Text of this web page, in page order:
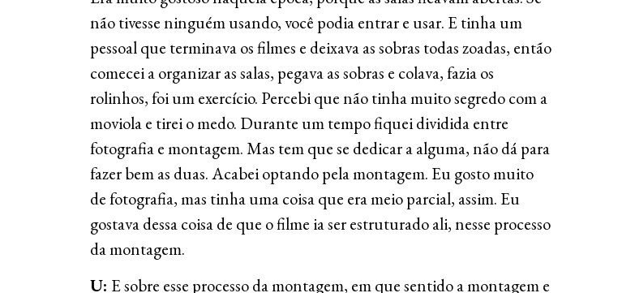
não tivesse ninguém usando, você podia entrar e usar. E tinha um
pessoal que terminava os filmes e deixava as sobras todas zoadas, então
comecei a organizar as salas, pegava as sobras e colava, fazia os
rolinhos, foi um exercício. Percebi que não tinha muito segredo com a
moviola e tirei o medo. Durante um tempo fiquei dividida entre
fotografia e montagem. Mas tem que se dedicar a alguma, não dá para
fazer bem as duas. Acabei optando pela montagem. Eu gosto muito
de fotografia, mas tinha uma coisa que era meio parcial, assim. Eu
gostava dessa coisa de que o filme ia ser estruturado ali, nesse processo
da montagem.
U: E sobre esse processo da montagem, em que sentido a montagem e